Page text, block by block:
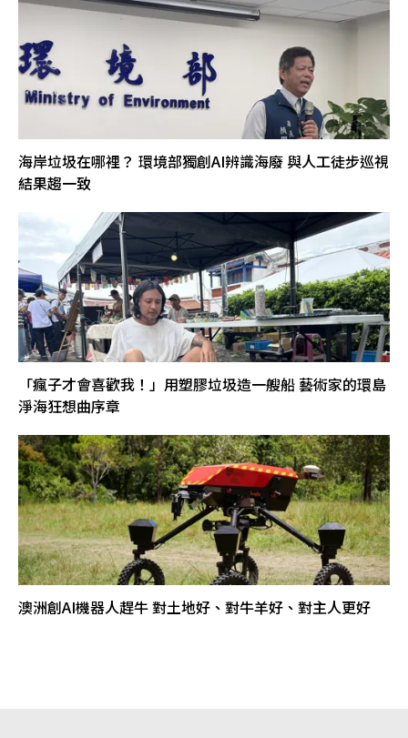
海岸垃圾在哪裡？ 環境部獨創AI辨識海廢 與人工徒步巡視
結果趨一致
「瘋子才會喜歡我！」用塑膠垃圾造一艘船 藝術家的環島
淨海狂想曲序章
澳洲創AI機器人趕牛 對土地好、對牛羊好、對主人更好